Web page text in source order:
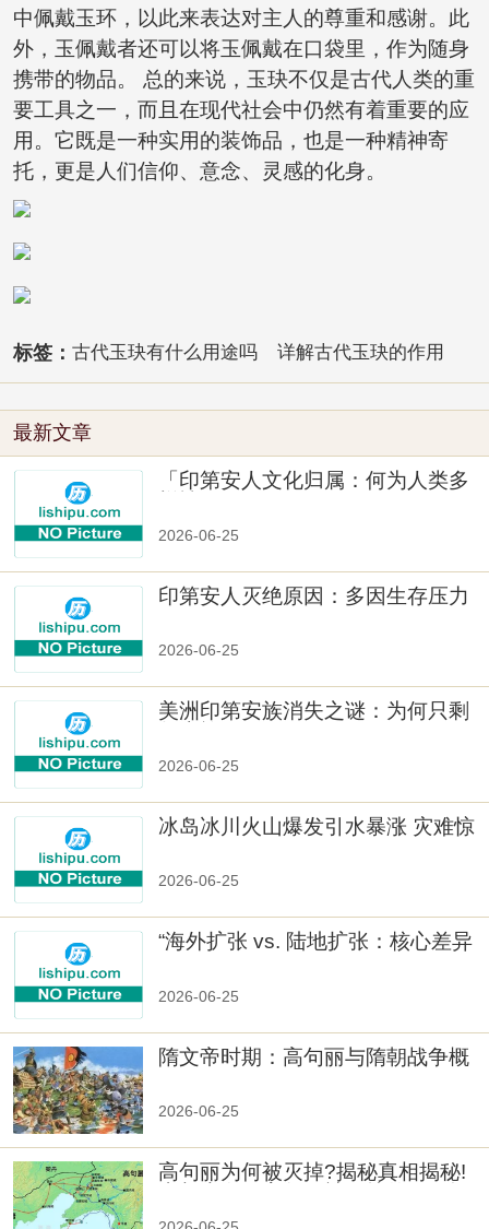
中佩戴玉环，以此来表达对主人的尊重和感谢。此
外，玉佩戴者还可以将玉佩戴在口袋里，作为随身
携带的物品。 总的来说，玉玦不仅是古代人类的重
要工具之一，而且在现代社会中仍然有着重要的应
用。它既是一种实用的装饰品，也是一种精神寄
托，更是人们信仰、意念、灵感的化身。
标签： 古代玉玦有什么用途吗 详解古代玉玦的作用
最新文章
「印第安人文化归属：何为人类多
2026-06-25
印第安人灭绝原因：多因生存压力
2026-06-25
美洲印第安族消失之谜：为何只剩
2026-06-25
冰岛冰川火山爆发引水暴涨 灾难惊
2026-06-25
“海外扩张 vs. 陆地扩张：核心差异
2026-06-25
隋文帝时期：高句丽与隋朝战争概
2026-06-25
高句丽为何被灭掉?揭秘真相揭秘!